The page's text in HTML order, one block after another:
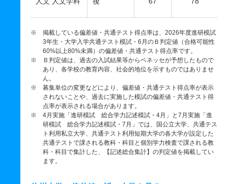
※ 掲載している偏差値・共通テスト得点率は、2026年度進研模試
3年生・大学入学共通テスト模試・6月のＢ判定値（合格可能性
60%以上80%未満）の偏差値・共通テスト得点率です。
※ Ｂ判定値は、過去の入試結果等からベネッセが予想したもので
あり、各学校の教育内容、社会的地位を示すものではありませ
ん。
※ 募集単位の変更などにより、偏差値・共通テスト得点率が表示
されないことや、過去に実施した模試の偏差値・共通テスト得
点率が表示される場合があります。
※ 4月実施「進研模試 総合学力記述模試・4月」と7月実施「進
研模試 総合学力記述模試・7月」では、国公立大学、共通テス
ト利用私立大学、共通テスト利用短期大学の各大学が設定した
共通テストで課される教科・科目と個別学力検査で課される教
科・科目で集計した、【記述総合集計】の判定値を掲載してい
ます。